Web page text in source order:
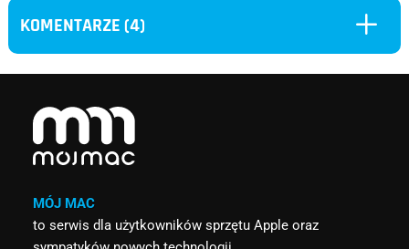
KOMENTARZE (4) L
MÓJ MAC
to serwis dla użytkowników sprzętu Apple oraz